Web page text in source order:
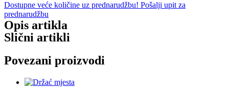
Dostupne veće količine uz prednarudžbu! Pošalji upit za
prednarudžbu
Opis artikla
Slični artikli
Povezani proizvodi